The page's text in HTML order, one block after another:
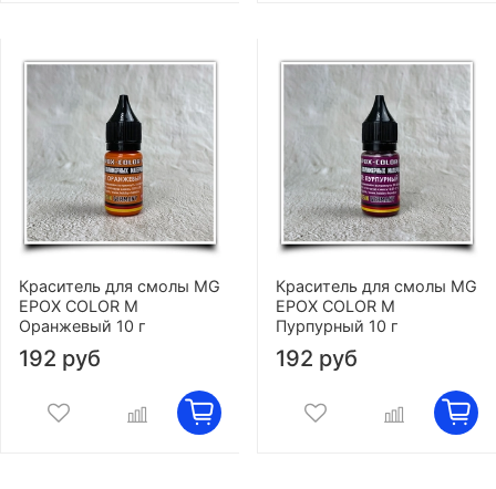
Краситель для смолы MG
EPOX COLOR M
Оранжевый 10 г
192 руб
Краситель для смолы MG
EPOX COLOR M
Пурпурный 10 г
192 руб